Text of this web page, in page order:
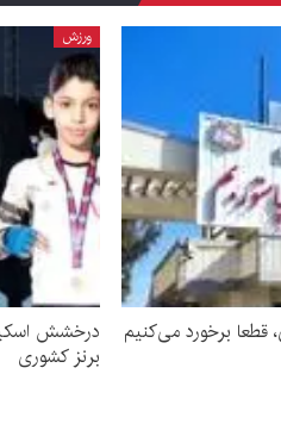
قطعا برخورد می‌کنیم
ورزش
درخشش
برنز کشوری